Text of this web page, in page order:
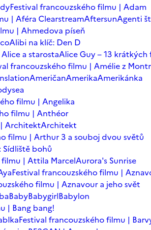
Festival francouzského filmu | Adam
| Aféra ClearstreamAftersunAgenti
| Ahmedova píseň
Alibi na klíč: Den D
a starostaAlice Guy – 13 krátkých
francouzského filmu | Amélie z
AmeričanAmerikaAmerikánka
filmu | Angelika
filmu | Anthéor
ArchitektArchitekt
filmu | Arthur 3 a souboj dvou světů
Sídliště bohů
| Attila MarcelAurora's Sunrise
Festival francouzského filmu |
filmu | Aznavour a jeho svět
BabyBabygirlBabylon
| Bang bang!
Festival francouzského filmu |